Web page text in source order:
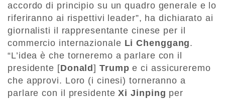
accordo di principio su un quadro generale e lo
riferiranno ai rispettivi leader”, ha dichiarato ai
giornalisti il rappresentante cinese per il
commercio internazionale Li Chenggang.
“L’idea è che torneremo a parlare con il
presidente [Donald]Trump e ci assicureremo
che approvi. Loro (i cinesi) torneranno a
parlare con il presidente Xi Jinping per